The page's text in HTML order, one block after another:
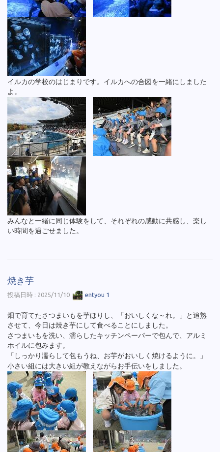
イルカの学校のはじまりです。イルカへの合図を一緒にしました
よ。
みんなと一緒に同じ体験をして、それぞれの感動に共感し、楽し
い時間を過ごせました。
焼き芋
投稿日時 : 2025/11/10 entyou 1
畑で育てたさつまいもを芋ほりし、「おいしくな～れ。」と追熟
させて、今日は焼き芋にして食べることにしました。
さつまいもを洗い、濡らしたキッチンペーパーで包んで、アルミ
ホイルに包みます。
「しっかり濡らして包もうね、お芋がおいしく焼けるように。」
小さい組には大きい組が教えながらお手伝いをしました。